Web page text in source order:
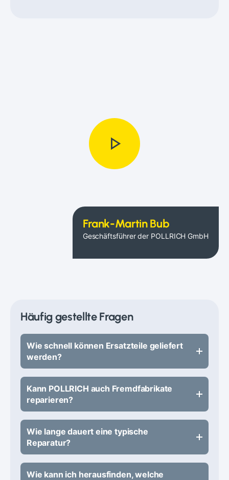
Frank-Martin Bub
Geschäftsführer der POLLRICH GmbH
play_arrow
Häufig gestellte Fragen
Wie schnell können Ersatzteile geliefert
werden?
Kann POLLRICH auch Fremdfabrikate
reparieren?
Wie lange dauert eine typische
Reparatur?
Wie kann ich herausfinden, welche